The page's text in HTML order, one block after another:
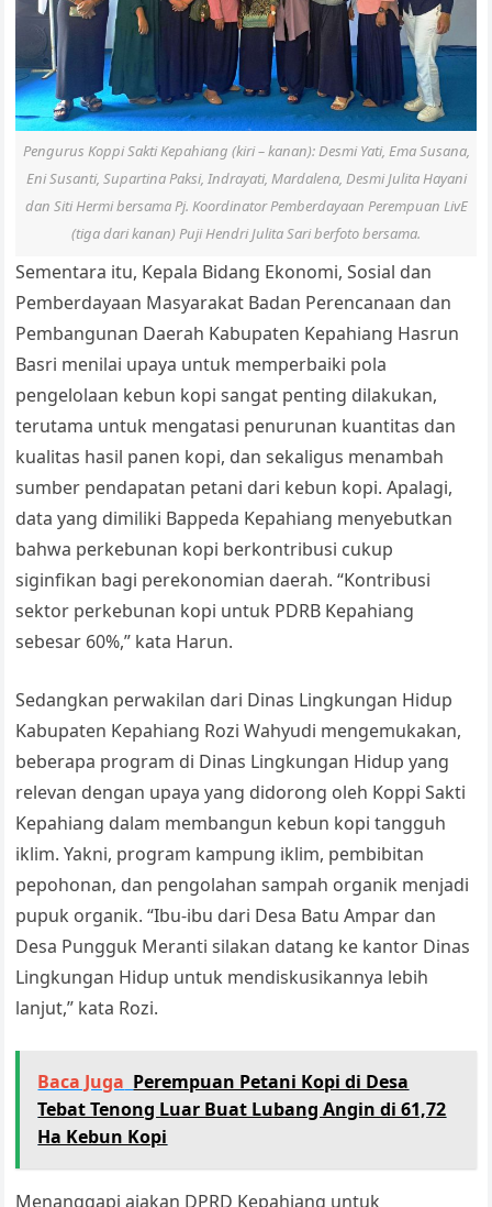
Pengurus Koppi Sakti Kepahiang (kiri – kanan): Desmi Yati, Ema Susana,
Eni Susanti, Supartina Paksi, Indrayati, Mardalena, Desmi Julita Hayani
dan Siti Hermi bersama Pj. Koordinator Pemberdayaan Perempuan LivE
(tiga dari kanan) Puji Hendri Julita Sari berfoto bersama.
Sementara itu, Kepala Bidang Ekonomi, Sosial dan
Pemberdayaan Masyarakat Badan Perencanaan dan
Pembangunan Daerah Kabupaten Kepahiang Hasrun
Basri menilai upaya untuk memperbaiki pola
pengelolaan kebun kopi sangat penting dilakukan,
terutama untuk mengatasi penurunan kuantitas dan
kualitas hasil panen kopi, dan sekaligus menambah
sumber pendapatan petani dari kebun kopi. Apalagi,
data yang dimiliki Bappeda Kepahiang menyebutkan
bahwa perkebunan kopi berkontribusi cukup
siginfikan bagi perekonomian daerah. “Kontribusi
sektor perkebunan kopi untuk PDRB Kepahiang
sebesar 60%,” kata Harun.
Sedangkan perwakilan dari Dinas Lingkungan Hidup
Kabupaten Kepahiang Rozi Wahyudi mengemukakan,
beberapa program di Dinas Lingkungan Hidup yang
relevan dengan upaya yang didorong oleh Koppi Sakti
Kepahiang dalam membangun kebun kopi tangguh
iklim. Yakni, program kampung iklim, pembibitan
pepohonan, dan pengolahan sampah organik menjadi
pupuk organik. “Ibu-ibu dari Desa Batu Ampar dan
Desa Pungguk Meranti silakan datang ke kantor Dinas
Lingkungan Hidup untuk mendiskusikannya lebih
lanjut,” kata Rozi.
Baca Juga Perempuan Petani Kopi di Desa
Tebat Tenong Luar Buat Lubang Angin di 61,72
Ha Kebun Kopi
Menanggapi ajakan DPRD Kepahiang untuk